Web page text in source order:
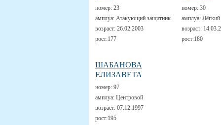
номер: 23
амплуа: Атакующий защитник
возраст: 26.02.2003
рост:177
номер: 30
амплуа:
возраст:
рост:180
ШАБАНОВА
ЕЛИЗАВЕТА
номер: 97
амплуа: Центровой
возраст: 07.12.1997
рост:195